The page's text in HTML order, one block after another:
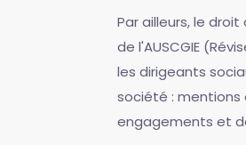
Par ailleurs, le
de l'AUSCGIE
les dirigeants
société : mentions
engagements et